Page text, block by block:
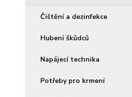
Čištění a dezinfekce
Hubení škůdců
Napájecí technika
Potřeby pro krmení